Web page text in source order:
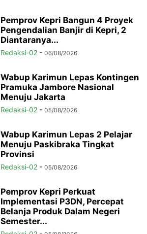
Pemprov Kepri Bangun 4 Proyek
Pengendalian Banjir di Kepri, 2
Diantaranya...
Redaksi-02 - 06/08/2026
Wabup Karimun Lepas Kontingen
Pramuka Jambore Nasional
Menuju Jakarta
Redaksi-02 - 05/08/2026
Wabup Karimun Lepas 2 Pelajar
Menuju Paskibraka Tingkat
Provinsi
Redaksi-02 - 05/08/2026
Pemprov Kepri Perkuat
Implementasi P3DN, Percepat
Belanja Produk Dalam Negeri
Semester...